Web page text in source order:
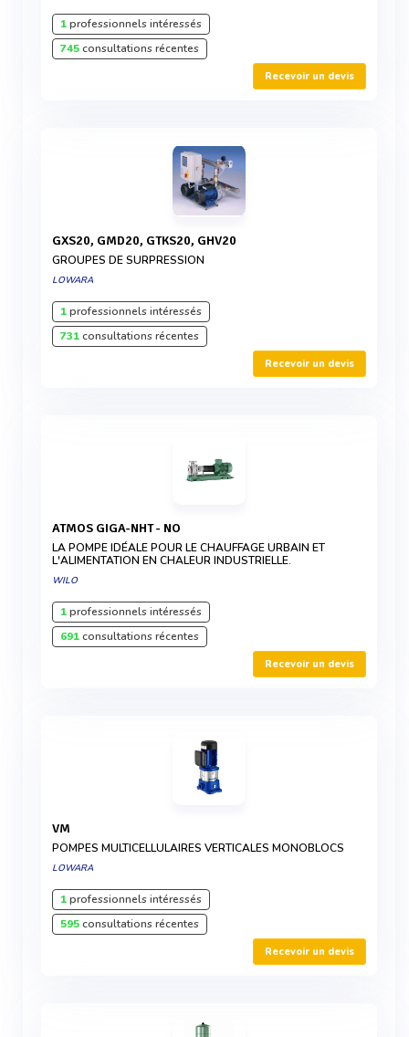
1professionnels intéressés
745consultations récentes
Recevoir un devis
GXS20, GMD20, GTKS20, GHV20
GROUPES DE SURPRESSION
LOWARA
1professionnels intéressés
731consultations récentes
Recevoir un devis
ATMOS GIGA-NHT - NO
LA POMPE IDÉALE POUR LE CHAUFFAGE URBAIN ET
L'ALIMENTATION EN CHALEUR INDUSTRIELLE.
WILO
1professionnels intéressés
691consultations récentes
Recevoir un devis
VM
POMPES MULTICELLULAIRES VERTICALES MONOBLOCS
LOWARA
1professionnels intéressés
595consultations récentes
Recevoir un devis